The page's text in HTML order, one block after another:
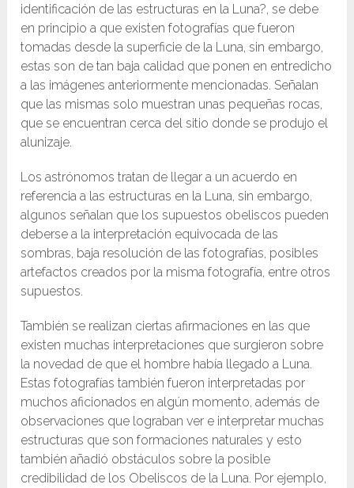
identificación de las estructuras en la Luna?, se debe
en principio a que existen fotografías que fueron
tomadas desde la superficie de la Luna, sin embargo,
estas son de tan baja calidad que ponen en entredicho
a las imágenes anteriormente mencionadas. Señalan
que las mismas solo muestran unas pequeñas rocas,
que se encuentran cerca del sitio donde se produjo el
alunizaje.
Los astrónomos tratan de llegar a un acuerdo en
referencia a las estructuras en la Luna, sin embargo,
algunos señalan que los supuestos obeliscos pueden
deberse a la interpretación equivocada de las
sombras, baja resolución de las fotografías, posibles
artefactos creados por la misma fotografía, entre otros
supuestos.
También se realizan ciertas afirmaciones en las que
existen muchas interpretaciones que surgieron sobre
la novedad de que el hombre había llegado a Luna.
Estas fotografías también fueron interpretadas por
muchos aficionados en algún momento, además de
observaciones que lograban ver e interpretar muchas
estructuras que son formaciones naturales y esto
también añadió obstáculos sobre la posible
credibilidad de los Obeliscos de la Luna. Por ejemplo,